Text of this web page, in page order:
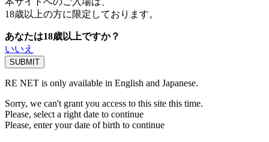
18歳以上の方に限定しております。
あなたは18歳以上ですか？
いいえ
RE NET is only available in English and Japanese.
Sorry, we can't grant you access to this site this time.
Please, select a right date to continue
Please, enter your date of birth to continue